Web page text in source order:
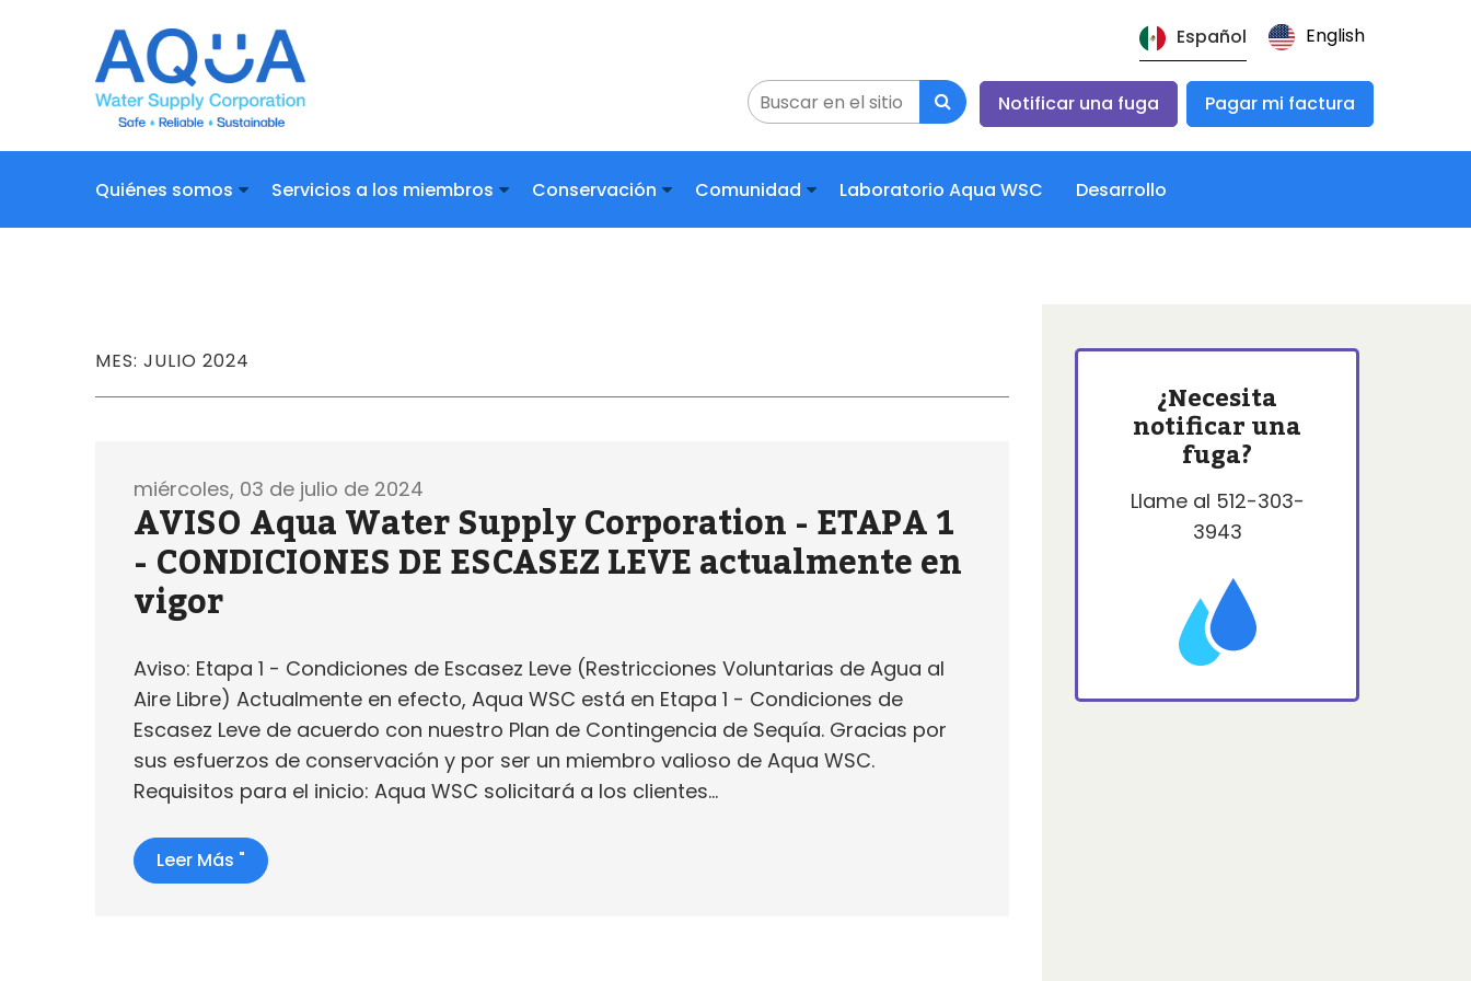
Español English
Notificar una fuga Pagar mi factura
Quiénes somos Servicios a los miembros Conservación Comunidad Laboratorio Aqua WSC Desarrollo
MES: JULIO 2024
miércoles, 03 de julio de 2024
AVISO Aqua Water Supply Corporation - ETAPA 1
- CONDICIONES DE ESCASEZ LEVE actualmente en
vigor
Aviso: Etapa 1 - Condiciones de Escasez Leve (Restricciones Voluntarias de Agua al
Aire Libre) Actualmente en efecto, Aqua WSC está en Etapa 1 - Condiciones de
Escasez Leve de acuerdo con nuestro Plan de Contingencia de Sequía. Gracias por
sus esfuerzos de conservación y por ser un miembro valioso de Aqua WSC.
Requisitos para el inicio: Aqua WSC solicitará a los clientes...
Leer Más "
¿Necesita
notificar una
fuga?
Llame al 512-303-
3943